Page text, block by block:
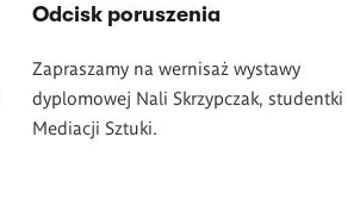
Odcisk poruszenia
Zapraszamy na wernisaż wystawy
dyplomowej Nali Skrzypczak, studentki
Mediacji Sztuki.